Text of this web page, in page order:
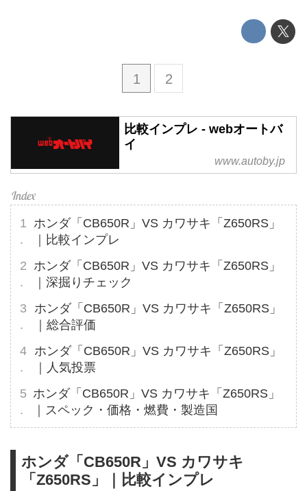
1 2
比較インプレ - webオートバ
イ
www.autoby.jp
ホンダ「CB650R」VS カワサキ「Z650RS」
｜比較インプレ
ホンダ「CB650R」VS カワサキ「Z650RS」
｜深掘りチェック
ホンダ「CB650R」VS カワサキ「Z650RS」
｜総合評価
ホンダ「CB650R」VS カワサキ「Z650RS」
｜人気投票
ホンダ「CB650R」VS カワサキ「Z650RS」
｜スペック・価格・燃費・製造国
ホンダ「CB650R」VS カワサキ
「Z650RS」｜比較インプレ